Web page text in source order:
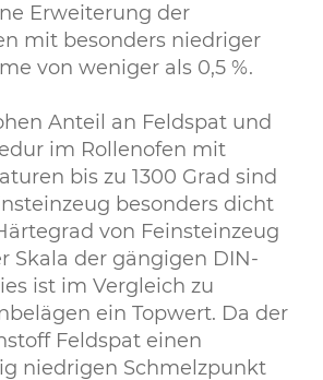
Erweiterung der
mit besonders niedriger
von weniger als 0,5 %.
Anteil an Feldspat und
im Rollenofen mit
bis zu 1300 Grad sind
besonders dicht
von Feinsteinzeug
Skala der gängigen DIN-
ist im Vergleich zu
ein Topwert. Da der
Feldspat einen
niedrigen Schmelzpunkt